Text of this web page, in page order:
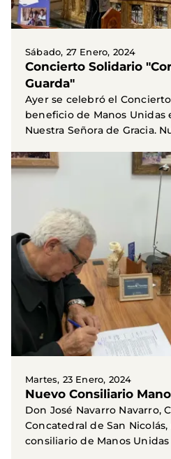
Sábado, 27 Enero, 2024
Concierto Solidario
Guarda"
Ayer se celebró el
beneficio de Manos Unidas
Nuestra Señora de Gracia.
Martes, 23 Enero, 2024
Nuevo Consiliario
Don José Navarro Navarro,
Concatedral de San
consiliario de Manos